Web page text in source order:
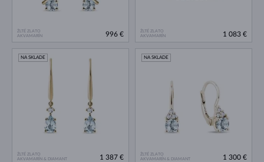
ŽLTÉ ZLATO
AKVAMARÍN
996 €
ŽLTÉ ZLATO
AKVAMARÍN
1 083 €
ŽLTÉ ZLATO
AKVAMARÍN & DIAMANT
NA SKLADE
1 387 €
ŽLTÉ ZLATO
AKVAMARÍN & DIAMANT
NA SKLADE
1 300 €